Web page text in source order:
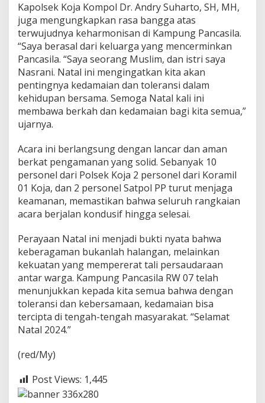
Kapolsek Koja Kompol Dr. Andry Suharto, SH, MH,
juga mengungkapkan rasa bangga atas
terwujudnya keharmonisan di Kampung Pancasila.
“Saya berasal dari keluarga yang mencerminkan
Pancasila. “Saya seorang Muslim, dan istri saya
Nasrani. Natal ini mengingatkan kita akan
pentingnya kedamaian dan toleransi dalam
kehidupan bersama. Semoga Natal kali ini
membawa berkah dan kedamaian bagi kita semua,”
ujarnya.
Acara ini berlangsung dengan lancar dan aman
berkat pengamanan yang solid. Sebanyak 10
personel dari Polsek Koja 2 personel dari Koramil
01 Koja, dan 2 personel Satpol PP turut menjaga
keamanan, memastikan bahwa seluruh rangkaian
acara berjalan kondusif hingga selesai.
Perayaan Natal ini menjadi bukti nyata bahwa
keberagaman bukanlah halangan, melainkan
kekuatan yang mempererat tali persaudaraan
antar warga. Kampung Pancasila RW 07 telah
menunjukkan kepada kita semua bahwa dengan
toleransi dan kebersamaan, kedamaian bisa
tercipta di tengah-tengah masyarakat. “Selamat
Natal 2024.”
(red/My)
Post Views: 1,445